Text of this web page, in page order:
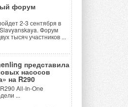
форум
2-3 сентября в
Форум
тысяч участников ...
представила
насосов
на R290
All-In-One
...